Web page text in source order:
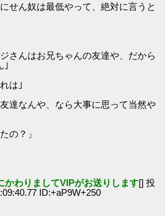
せん奴は最低やって、絶対に言うと
さんはお兄ちゃんの友達や、だから
｣
は｣
達なんや、なら大事に思って当然や
の？」
かわりましてVIPがお送りします[] 投
ID:+aP9W+250